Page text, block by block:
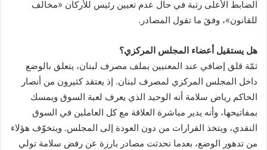
الضابط الأعلى رتبة في حال عدم تعيين رئيس للأركان «مخالف
للقانون»، وفقَ ما تقول المصادر.
هل يستقيل أعضاء المجلس المركزي؟
ثمّة قلق إضافي عند المعنيين بملف مصرف لبنان، يتعلق بالوضع
داخل المجلس المركزي لمصرف لبنان. إذ يعتقد كثيرون من أنصار
الحاكم رياض سلامة أنه الوحيد الذي يعرف لعبة السوق ويمسك
بمفاتيحها، وأنه يدير مباشرة العلاقة مع كل العاملين في السوق
النقدي، ويتخذ القرارات من دون العودة إلى المجلس. ويتخوّف هؤلاء
من تدهور الوضع، بعدما تحدثت مصادر بارزة عن رفض سلامة تولي